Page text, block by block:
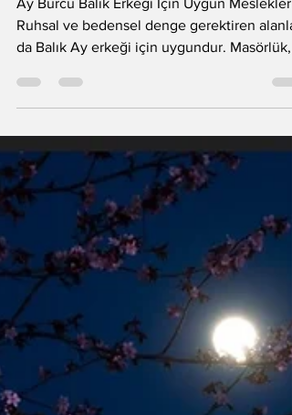
Meslekler
Ay Burcu Balık Erkeği İçin Uygun Meslekler:
Ruhsal ve bedensel denge gerektiren
uzmanlığı gibi